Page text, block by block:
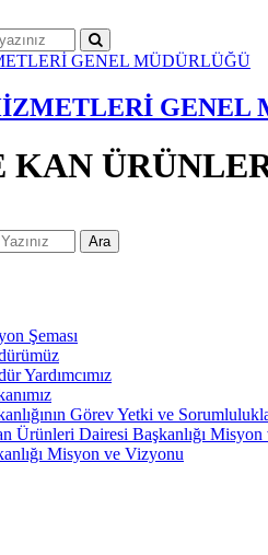
GENEL
KAN
Ara
Şeması
Yardımcımız
Görev Yetki ve
Ürünleri Dairesi Başkanlığı
Misyon ve Vizyonu